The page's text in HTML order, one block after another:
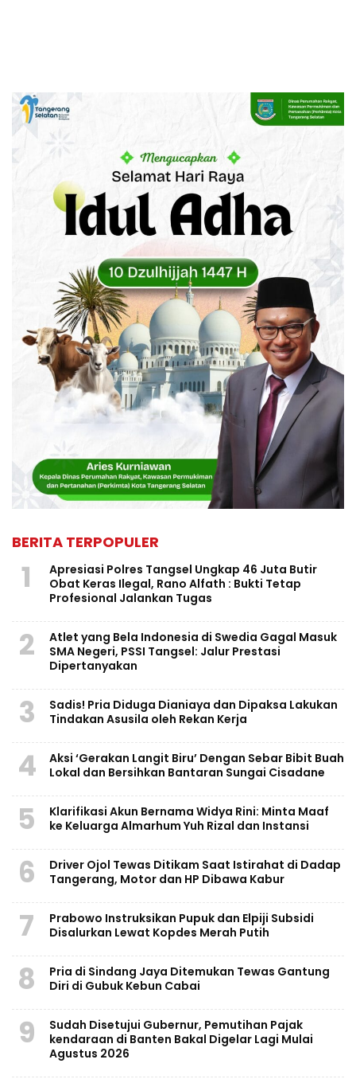
BERITA TERPOPULER
1
Apresiasi Polres Tangsel Ungkap 46 Juta Butir
Obat Keras Ilegal, Rano Alfath : Bukti Tetap
Profesional Jalankan Tugas
2
Atlet yang Bela Indonesia di Swedia Gagal Masuk
SMA Negeri, PSSI Tangsel: Jalur Prestasi
Dipertanyakan
3
Sadis! Pria Diduga Dianiaya dan Dipaksa Lakukan
Tindakan Asusila oleh Rekan Kerja
4
Aksi ‘Gerakan Langit Biru’ Dengan Sebar Bibit Buah
Lokal dan Bersihkan Bantaran Sungai Cisadane
5
Klarifikasi Akun Bernama Widya Rini: Minta Maaf
ke Keluarga Almarhum Yuh Rizal dan Instansi
6
Driver Ojol Tewas Ditikam Saat Istirahat di Dadap
Tangerang, Motor dan HP Dibawa Kabur
7
Prabowo Instruksikan Pupuk dan Elpiji Subsidi
Disalurkan Lewat Kopdes Merah Putih
8
Pria di Sindang Jaya Ditemukan Tewas Gantung
Diri di Gubuk Kebun Cabai
9
Sudah Disetujui Gubernur, Pemutihan Pajak
kendaraan di Banten Bakal Digelar Lagi Mulai
Agustus 2026